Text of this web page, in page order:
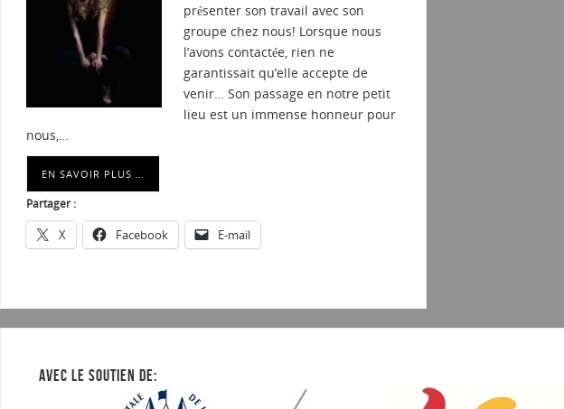
présenter son travail avec son
groupe chez nous! Lorsque nous
l’avons contactée, rien ne
garantissait qu’elle accepte de
venir… Son passage en notre petit
lieu est un immense honneur pour
nous,…
EN SAVOIR PLUS …
Partager :
X Facebook E-mail
AVEC LE SOUTIEN DE: